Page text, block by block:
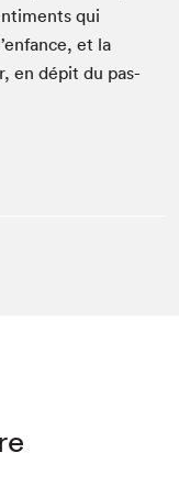
qui
et la
en dépit du pas­